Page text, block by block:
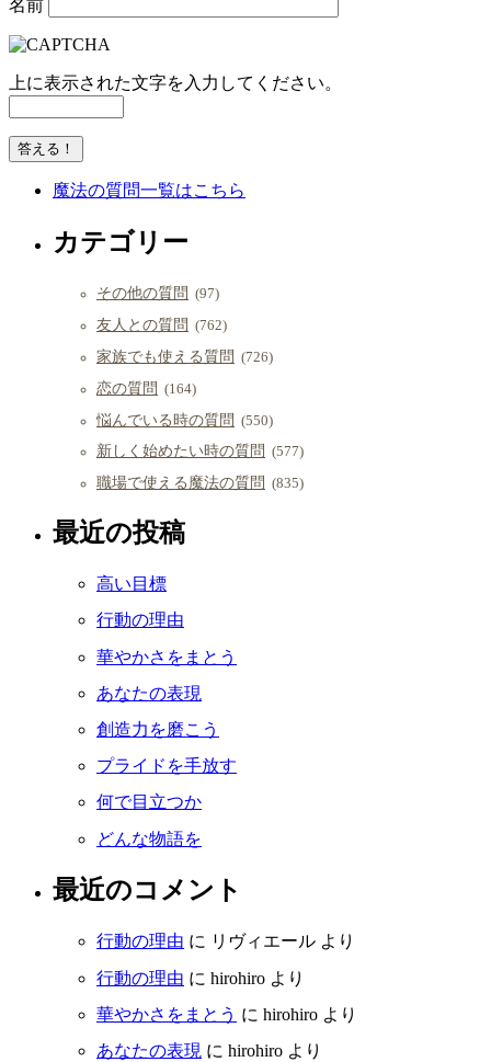
名前
上に表示された文字を入力してください。
魔法の質問一覧はこちら
カテゴリー
その他の質問 (97)
友人との質問 (762)
家族でも使える質問 (726)
恋の質問 (164)
悩んでいる時の質問 (550)
新しく始めたい時の質問 (577)
職場で使える魔法の質問 (835)
最近の投稿
高い目標
行動の理由
華やかさをまとう
あなたの表現
創造力を磨こう
プライドを手放す
何で目立つか
どんな物語を
最近のコメント
行動の理由 に リヴィエール より
行動の理由 に hirohiro より
華やかさをまとう に hirohiro より
あなたの表現 に hirohiro より